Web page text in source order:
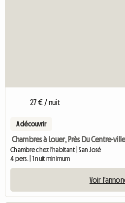
27 € / nuit
A découvrir
Chambres à Louer, Près Du Centre-
Chambre chez l'habitant | San José
4 pers. | 1 nuit minimum
Voir